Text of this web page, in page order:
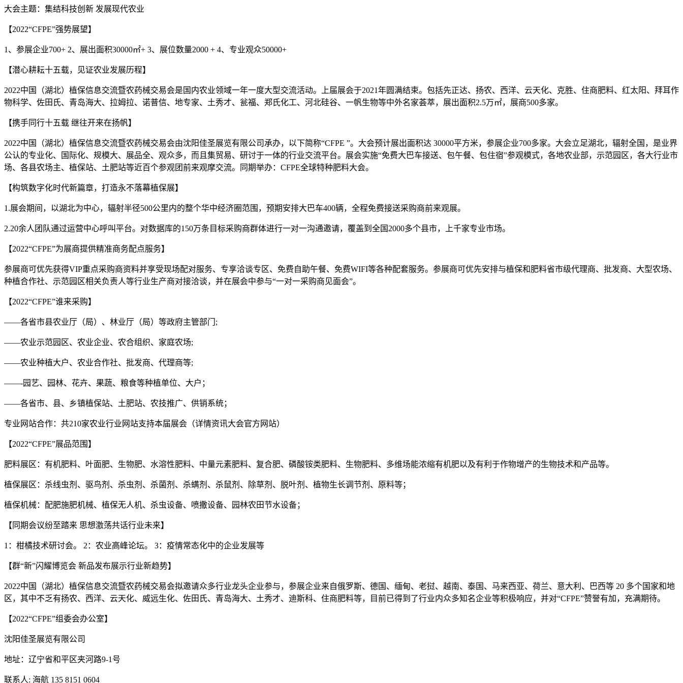
大会主题：集结科技创新 发展现代农业
【2022“CFPE”强势展望】
1、参展企业700+ 2、展出面积30000㎡+ 3、展位数量2000 + 4、专业观众50000+
【潜心耕耘十五载，见证农业发展历程】
2022中国（湖北）植保信息交流暨农药械交易会是国内农业领域一年一度大型交流活动。上届展会于2021年圆满结束。包括先正达、扬农、西洋、云天化、克胜、住商肥料、红太阳、拜耳作
物科学、佐田氏、青岛海大、拉姆拉、诺普信、地专家、土秀才、瓮福、郑氏化工、河北硅谷、一帆生物等中外名家荟萃，展出面积2.5万㎡，展商500多家。
【携手同行十五载 继往开来在扬帆】
2022中国（湖北）植保信息交流暨农药械交易会由沈阳佳圣展览有限公司承办，以下简称“CFPE ”。大会预计展出面积达 30000平方米，参展企业700多家。大会立足湖北，辐射全国，是业界
公认的专业化、国际化、规模大、展品全、观众多，而且集贸易、研讨于一体的行业交流平台。展会实施“免费大巴车接送、包午餐、包住宿”参观模式，各地农业部，示范园区，各大行业市
场、各县农场主、植保站、土肥站等近百个参观团前来观摩交流。同期举办：CFPE全球特种肥料大会。
【构筑数字化时代新篇章，打造永不落幕植保展】
1.展会期间，以湖北为中心，辐射半径500公里内的整个华中经济圈范围，预期安排大巴车400辆，全程免费接送采购商前来观展。
2.20余人团队通过运营中心呼叫平台。对数据库的150万条目标采购商群体进行一对一沟通邀请，覆盖到全国2000多个县市，上千家专业市场。
【2022“CFPE”为展商提供精准商务配点服务】
参展商可优先获得VIP重点采购商资料并享受现场配对服务、专享洽谈专区、免费自助午餐、免费WIFI等各种配套服务。参展商可优先安排与植保和肥料省市级代理商、批发商、大型农场、
种植合作社、示范园区相关负责人等行业生产商对接洽谈，并在展会中参与“一对一采购商见面会”。
【2022“CFPE”谁来采购】
——各省市县农业厅（局）、林业厅（局）等政府主管部门;
——农业示范园区、农业企业、农合组织、家庭农场;
——农业种植大户、农业合作社、批发商、代理商等;
——-园艺、园林、花卉、果蔬、粮食等种植单位、大户；
——各省市、县、乡镇植保站、土肥站、农技推广、供销系统；
专业网站合作：共210家农业行业网站支持本届展会（详情资讯大会官方网站）
【2022“CFPE”展品范围】
肥料展区：有机肥料、叶面肥、生物肥、水溶性肥料、中量元素肥料、复合肥、磷酸铵类肥料、生物肥料、多维场能浓缩有机肥以及有利于作物增产的生物技术和产品等。
植保展区：杀线虫剂、驱鸟剂、杀虫剂、杀菌剂、杀螨剂、杀鼠剂、除草剂、脱叶剂、植物生长调节剂、原料等；
植保机械：配肥施肥机械、植保无人机、杀虫设备、喷撒设备、园林农田节水设备；
【同期会议纷至踏来 思想激荡共话行业未来】
1：柑橘技术研讨会。 2：农业高峰论坛。 3：疫情常态化中的企业发展等
【群“新”闪耀博览会 新品发布展示行业新趋势】
2022中国（湖北）植保信息交流暨农药械交易会拟邀请众多行业龙头企业参与，参展企业来自俄罗斯、德国、缅甸、老挝、越南、泰国、马来西亚、荷兰、意大利、巴西等 20 多个国家和地
区，其中不乏有扬农、西洋、云天化、威远生化、佐田氏、青岛海大、土秀才、迪斯科、住商肥料等，目前已得到了行业内众多知名企业等积极响应，并对“CFPE”赞誉有加，充满期待。
【2022“CFPE”组委会办公室】
沈阳佳圣展览有限公司
地址：辽宁省和平区夹河路9-1号
联系人: 海航 135 8151 0604